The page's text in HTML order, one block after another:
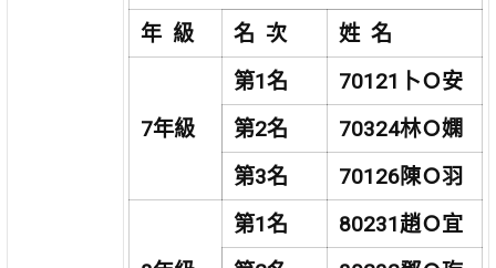
年 級
名 次 姓 名
7年級
第1名 70121 卜Ｏ安
第2名
70324林Ｏ嫻
第3名
70126陳Ｏ羽
第1名 80231趙Ｏ宜